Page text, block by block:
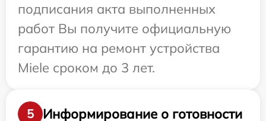
подписания акта выполненных
работ Вы получите официальную
гарантию на ремонт устройства
Miele сроком до 3 лет.
5
Информирование о готовности